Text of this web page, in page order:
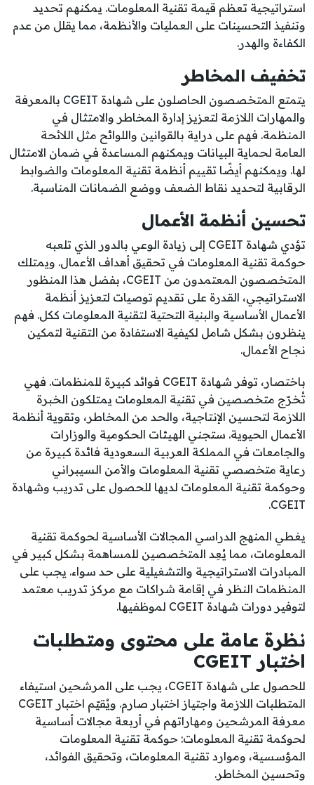
استراتيجية تعظم قيمة تقنية المعلومات. يمكنهم تحديد
وتنفيذ التحسينات على العمليات والأنظمة، مما يقلل من عدم
الكفاءة والهدر.
تخفيف المخاطر
يتمتع المتخصصون الحاصلون على شهادة CGEIT بالمعرفة
والمهارات اللازمة لتعزيز إدارة المخاطر والامتثال في
المنظمة. فهم على دراية بالقوانين واللوائح مثل اللائحة
العامة لحماية البيانات ويمكنهم المساعدة في ضمان الامتثال
لها. ويمكنهم أيضًا تقييم أنظمة تقنية المعلومات والضوابط
الرقابية لتحديد نقاط الضعف ووضع الضمانات المناسبة.
تحسين أنظمة الأعمال
تؤدي شهادة CGEIT إلى زيادة الوعي بالدور الذي تلعبه
حوكمة تقنية المعلومات في تحقيق أهداف الأعمال. ويمتلك
المتخصصون المعتمدون من CGEIT، بفضل هذا المنظور
الاستراتيجي، القدرة على تقديم توصيات لتعزيز أنظمة
الأعمال الأساسية والبنية التحتية لتقنية المعلومات ككل. فهم
ينظرون بشكل شامل لكيفية الاستفادة من التقنية لتمكين
نجاح الأعمال.
باختصار، توفر شهادة CGEIT فوائد كبيرة للمنظمات. فهي
تُخرّج متخصصين في تقنية المعلومات يمتلكون الخبرة
اللازمة لتحسين الإنتاجية، والحد من المخاطر، وتقوية أنظمة
الأعمال الحيوية. ستجني الهيئات الحكومية والوزارات
والجامعات في المملكة العربية السعودية فائدة كبيرة من
رعاية متخصصي تقنية المعلومات والأمن السيبراني
وحوكمة تقنية المعلومات لديها للحصول على تدريب وشهادة
CGEIT.
يغطي المنهج الدراسي المجالات الأساسية لحوكمة تقنية
المعلومات، مما يُعِد المتخصصين للمساهمة بشكل كبير في
المبادرات الاستراتيجية والتشغيلية على حد سواء. يجب على
المنظمات النظر في إقامة شراكات مع مركز تدريب معتمد
لتوفير دورات شهادة CGEIT لموظفيها.
نظرة عامة على محتوى ومتطلبات
اختبار CGEIT
للحصول على شهادة CGEIT، يجب على المرشحين استيفاء
المتطلبات اللازمة واجتياز اختبار صارم. ويُقيّم اختبار CGEIT
معرفة المرشحين ومهاراتهم في أربعة مجالات أساسية
لحوكمة تقنية المعلومات: حوكمة تقنية المعلومات
المؤسسية، وموارد تقنية المعلومات، وتحقيق الفوائد،
وتحسين المخاطر.